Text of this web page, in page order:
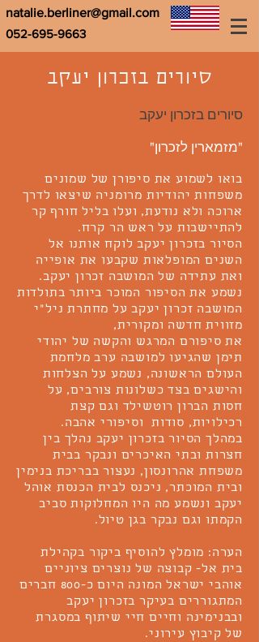
052-695-9663
natalie.berliner@gmail.com
סיורים בזכרון יעקב
סיורים בזכרון יעקב
"מזמארין לזכרון"
בואו לשמוע את סיפורן של שמונים
משפחות יהודיות מרומניה שיצאו לדרך
ארוכה ולא נודעת, ועלו בליל חורף קר
להתיישבות על ראש הר קרח.
הסיור בזכרון יעקב לוקח אותנו אל
השנים המופלאות שקבעו את אופייה
ואת עתידה של המושבה זכרון יעקב.
נשמע את הסיפור המוכר ביותר בתולדות
המושבה זכרון יעקב על מחתרת ניל"י
מזווית חדשה ומקורית,
את סיפורם המרגש והקשה של יהודי
תימן שהגיעו למושבה ערב מלחמת
העולם הראשונה, נשמע על הצלחות
והישגים בצד כשלונות צורבים, על
חסות הברון רוטשילד וגם קצת
רכילויות, סודות וסיפורי אהבה.
במהלך הסיור בזכרון יעקב נהלך בין
חצרות ובתי האיכרים ונבקר בבית
משפחת אהרונסון, נעצור בבריכת בנימין
ובית המוכתר, ניכנס לבית הכנסת אוהל
יעקב ונשמע מה היו המחלוקות סביב
הקמתו וגם נבקר בגן טיול.
הערה: מומלץ להוסיף ביקור בקהילת
בית אל- קבוצה של נוצרים ציוניים
אוהבי ישראל המונה היום כ-800 חברים
המתגוררים בעיקר בזכרון יעקב
ובבנימינה וחיים חיי שיתוף במסגרת
של קיבוץ עירוני.